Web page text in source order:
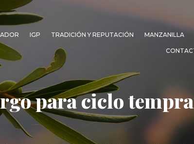
IGP TRADICIÓN Y REPUTACIÓN MANZANILLA
para ciclo